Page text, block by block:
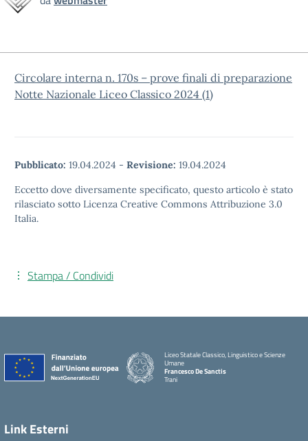
Circolare interna n. 170s – prove finali di preparazione
Notte Nazionale Liceo Classico 2024 (1)
Pubblicato: 19.04.2024 - Revisione: 19.04.2024
Eccetto dove diversamente specificato, questo articolo è stato
rilasciato sotto Licenza Creative Commons Attribuzione 3.0
Italia.
Stampa / Condividi
Liceo Statale Classico, Linguistico e Scienze
Umane
Francesco De Sanctis
Trani
Link Esterni